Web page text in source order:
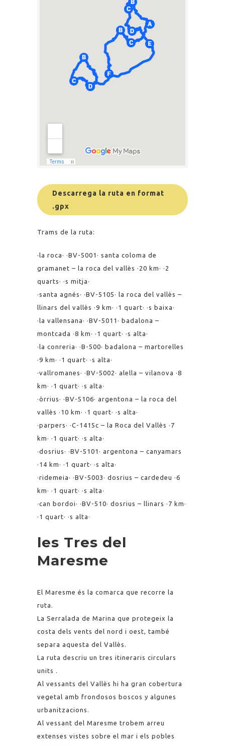
Descarrega la ruta en format
.gpx
Trams de la ruta:
·la roca· ·BV-5001· santa coloma de
gramanet – la roca del vallès ·20 km· ·2
quarts· ·s mitja·
·santa agnés· ·BV-5105· la roca del vallès –
llinars del vallès ·9 km· ·1 quart· ·s baixa·
·la vallensana· ·BV-5011· badalona –
montcada ·8 km· ·1 quart· ·s alta·
·la conreria· ·B-500· badalona – martorelles
·9 km· ·1 quart· ·s alta·
·vallromanes· ·BV-5002· alella – vilanova ·8
km· ·1 quart· ·s alta·
·òrrius· ·BV-5106· argentona – la roca del
vallès ·10 km· ·1 quart· ·s alta·
·parpers· ·C-1415c – la Roca del Vallès ·7
km· ·1 quart· ·s alta·
·dosrius· ·BV-5101· argentona – canyamars
·14 km· ·1 quart· ·s alta·
·ridemeia· ·BV-5003· dosrius – cardedeu ·6
km· ·1 quart· ·s alta·
·can bordoi· ·BV-510· dosrius – llinars ·7 km·
·1 quart· ·s alta·
les Tres del
Maresme
El Maresme és la comarca que recorre la
ruta.
La Serralada de Marina que protegeix la
costa dels vents del nord i oest, també
separa aquesta del Vallès.
La ruta descriu un tres itineraris circulars
units .
Al vessants del Vallès hi ha gran cobertura
vegetal amb frondosos boscos y algunes
urbanitzacions.
Al vessant del Maresme trobem arreu
extenses vistes sobre el mar i els pobles